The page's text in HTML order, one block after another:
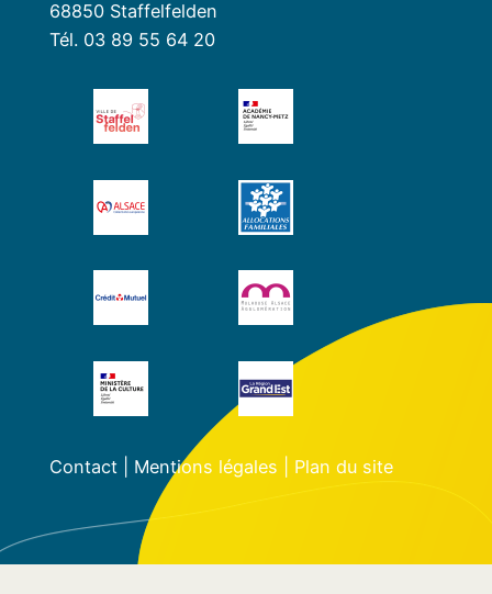
68850 Staffelfelden
Tél. 03 89 55 64 20
Contact| Mentions légales Plan du site